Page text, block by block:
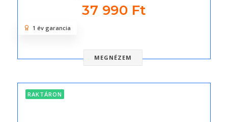
37 990 Ft
MEGNÉZEM
1 év garancia
RAKTÁRON